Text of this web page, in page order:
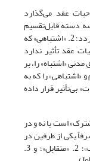
عقد می‌گذارد
دسته قابل‌تقسیم
است: 1. «اشتباهی» که به بطلان معامله منتهی می‌گردد؛ 2. «اشتباهی» که
که بر حیات عقد تأثیر ندارد
حقوق مدنی «اشتباه» را، بر
«اشتباهی» را که به
بی‌تأثیر قرار داده
است یا نه و در
یکی از طرفین در
«اشتباه است»، اشتباه به سه دسته 1. «مشترک»؛ 2. «متقابل»؛ و 3.